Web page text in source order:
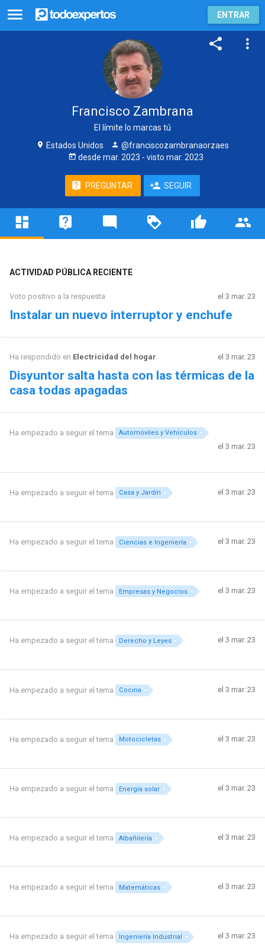
ENTRAR
Francisco Zambrana
El límite lo marcas tú
Estados Unidos
@franciscozambranaorzaes
desde mar. 2023 - visto mar. 2023
PREGUNTAR SEGUIR
ACTIVIDAD PÚBLICA RECIENTE
Voto positivo a la respuesta el 3 mar. 23
Instalar un nuevo interruptor y enchufe
Ha respondido en Electricidad del hogar el 3 mar. 23
Disyuntor salta hasta con las térmicas de la
casa todas apagadas
Ha empezado a seguir el tema Automóviles y Vehículos
el 3 mar. 23
Ha empezado a seguir el tema Casa y Jardín el 3 mar. 23
Ha empezado a seguir el tema Ciencias e Ingeniería el 3 mar. 23
Ha empezado a seguir el tema Empresas y Negocios el 3 mar. 23
Ha empezado a seguir el tema Derecho y Leyes el 3 mar. 23
Ha empezado a seguir el tema Cocina el 3 mar. 23
Ha empezado a seguir el tema Motocicletas el 3 mar. 23
Ha empezado a seguir el tema Energía solar el 3 mar. 23
Ha empezado a seguir el tema Albañilería el 3 mar. 23
Ha empezado a seguir el tema Matemáticas el 3 mar. 23
Ha empezado a seguir el tema Ingeniería Industrial el 3 mar. 23